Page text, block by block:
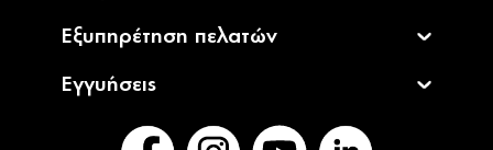
Εξυπηρέτηση πελατών
Εγγυήσεις